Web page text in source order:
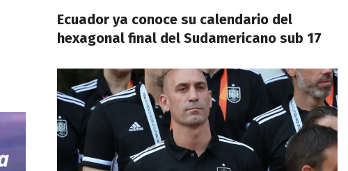
Ecuador ya conoce su calendario del
hexagonal final del Sudamericano sub 17